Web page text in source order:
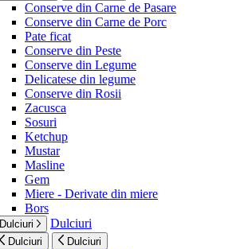
Conserve din Carne de Pasare
Conserve din Carne de Porc
Pate ficat
Conserve din Peste
Conserve din Legume
Delicatese din legume
Conserve din Rosii
Zacusca
Sosuri
Ketchup
Mustar
Masline
Gem
Miere - Derivate din miere
Bors
Dulciuri Dulciuri
Dulciuri Dulciuri